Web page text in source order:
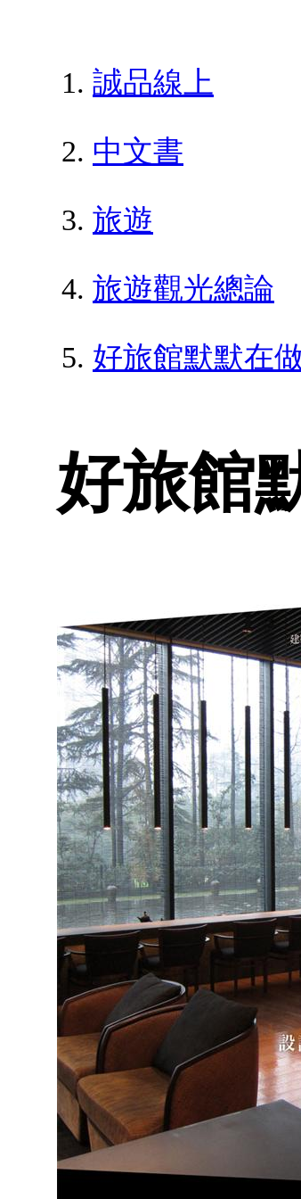
誠品線上
中文書
旅遊
旅遊觀光總論
好旅館默默在
好旅館